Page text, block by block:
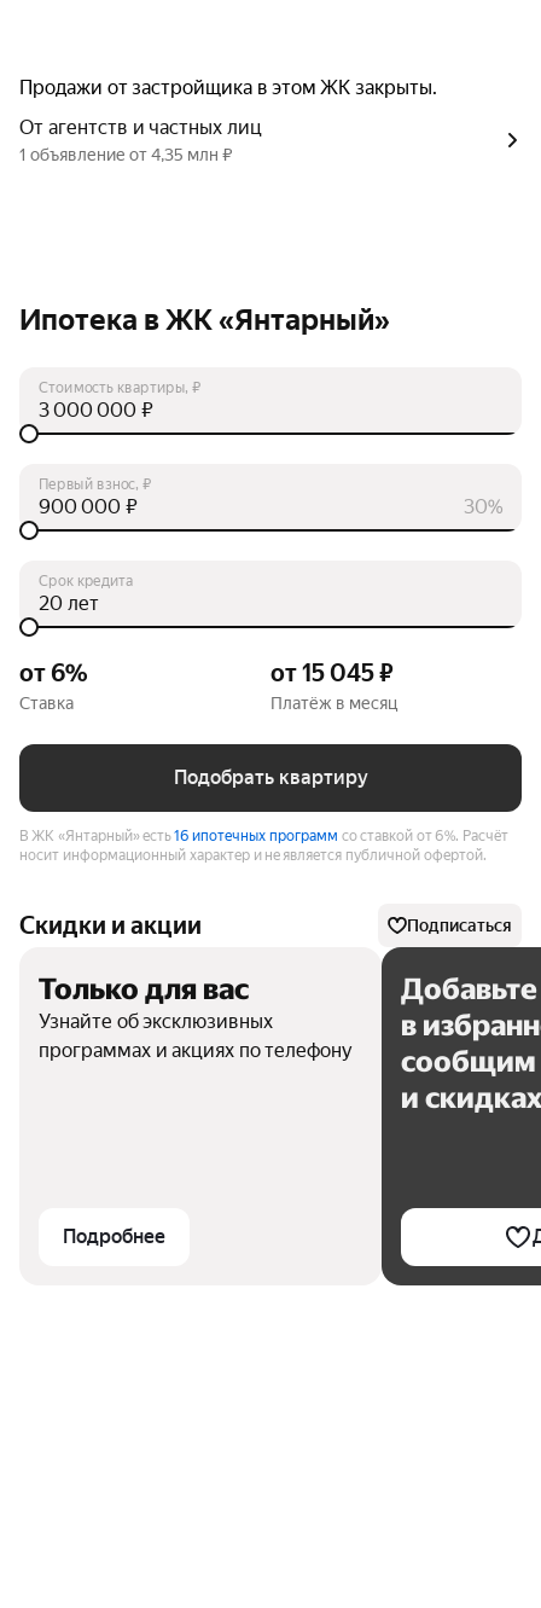
Продажи от застройщика в этом ЖК закрыты.
От агентств и частных лиц
1 объявление от 4,35 млн ₽
Ипотека в ЖК «Янтарный»
Стоимость квартиры, ₽
₽
Первый взнос, ₽
30%
₽
Срок кредита
лет
от 6%
Ставка
от 15 045 ₽
Платёж в месяц
Подобрать квартиру
В ЖК «Янтарный» есть16 ипотечных программ со ставкой от 6%. Расчёт
носит информационный характер и не является публичной офертой.
Скидки и акции Подписаться
Только для вас
Узнайте об эксклюзивных
программах и акциях по телефону
Подробнее
Добавьте
в
сообщим
и скидках